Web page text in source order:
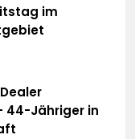
im
44-Jähriger in